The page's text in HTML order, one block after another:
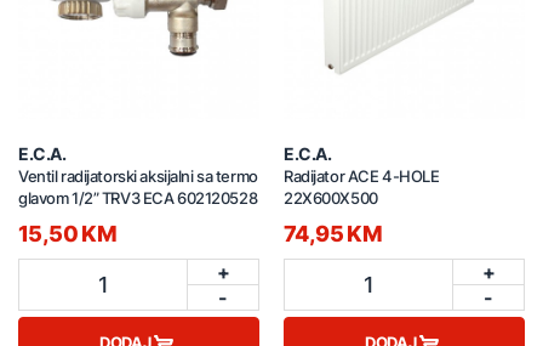
E.C.A.
Ventil radijatorski aksijalni sa termo
glavom 1/2” TRV3 ECA 602120528
15,50 KM
1
+
-
E.C.A.
Radijator ACE 4-HOLE
22X600X500
74,95 KM
1
+
-